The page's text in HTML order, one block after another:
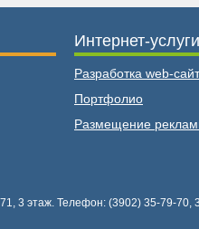
Интернет-услуги
Разработка web-
Портфолио
Размещение
71, 3 этаж. Телефон: (3902) 35-79-